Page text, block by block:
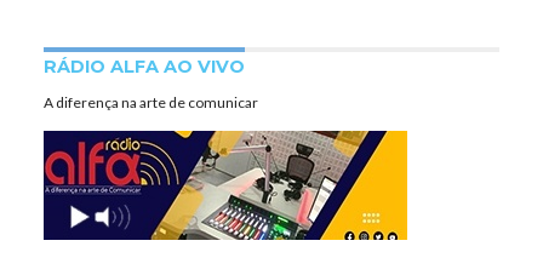
RÁDIO ALFA AO VIVO
A diferença na arte de comunicar